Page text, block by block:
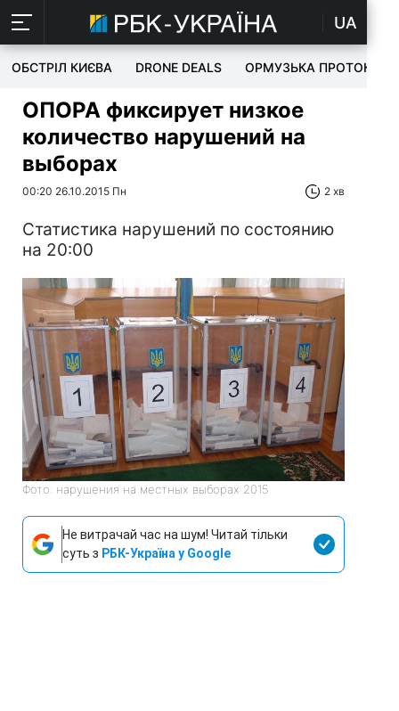
UA
ОБСТРІЛ КИЄВА DRONE DEALS ОРМУЗЬКА ПРОТОКА
ОПОРА фиксирует низкое
количество нарушений на
выборах
00:20 26.10.2015 Пн 2 хв
Статистика нарушений по состоянию
на 20:00
Фото: нарушения на местных выборах 2015
Не витрачай час на шум! Читай тільки
суть з РБК-Україна у Google